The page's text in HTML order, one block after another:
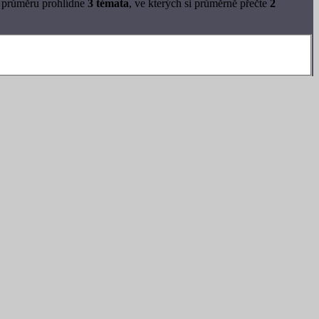
prohlídne 3 témata, ve kterých si průměrně přečte 2